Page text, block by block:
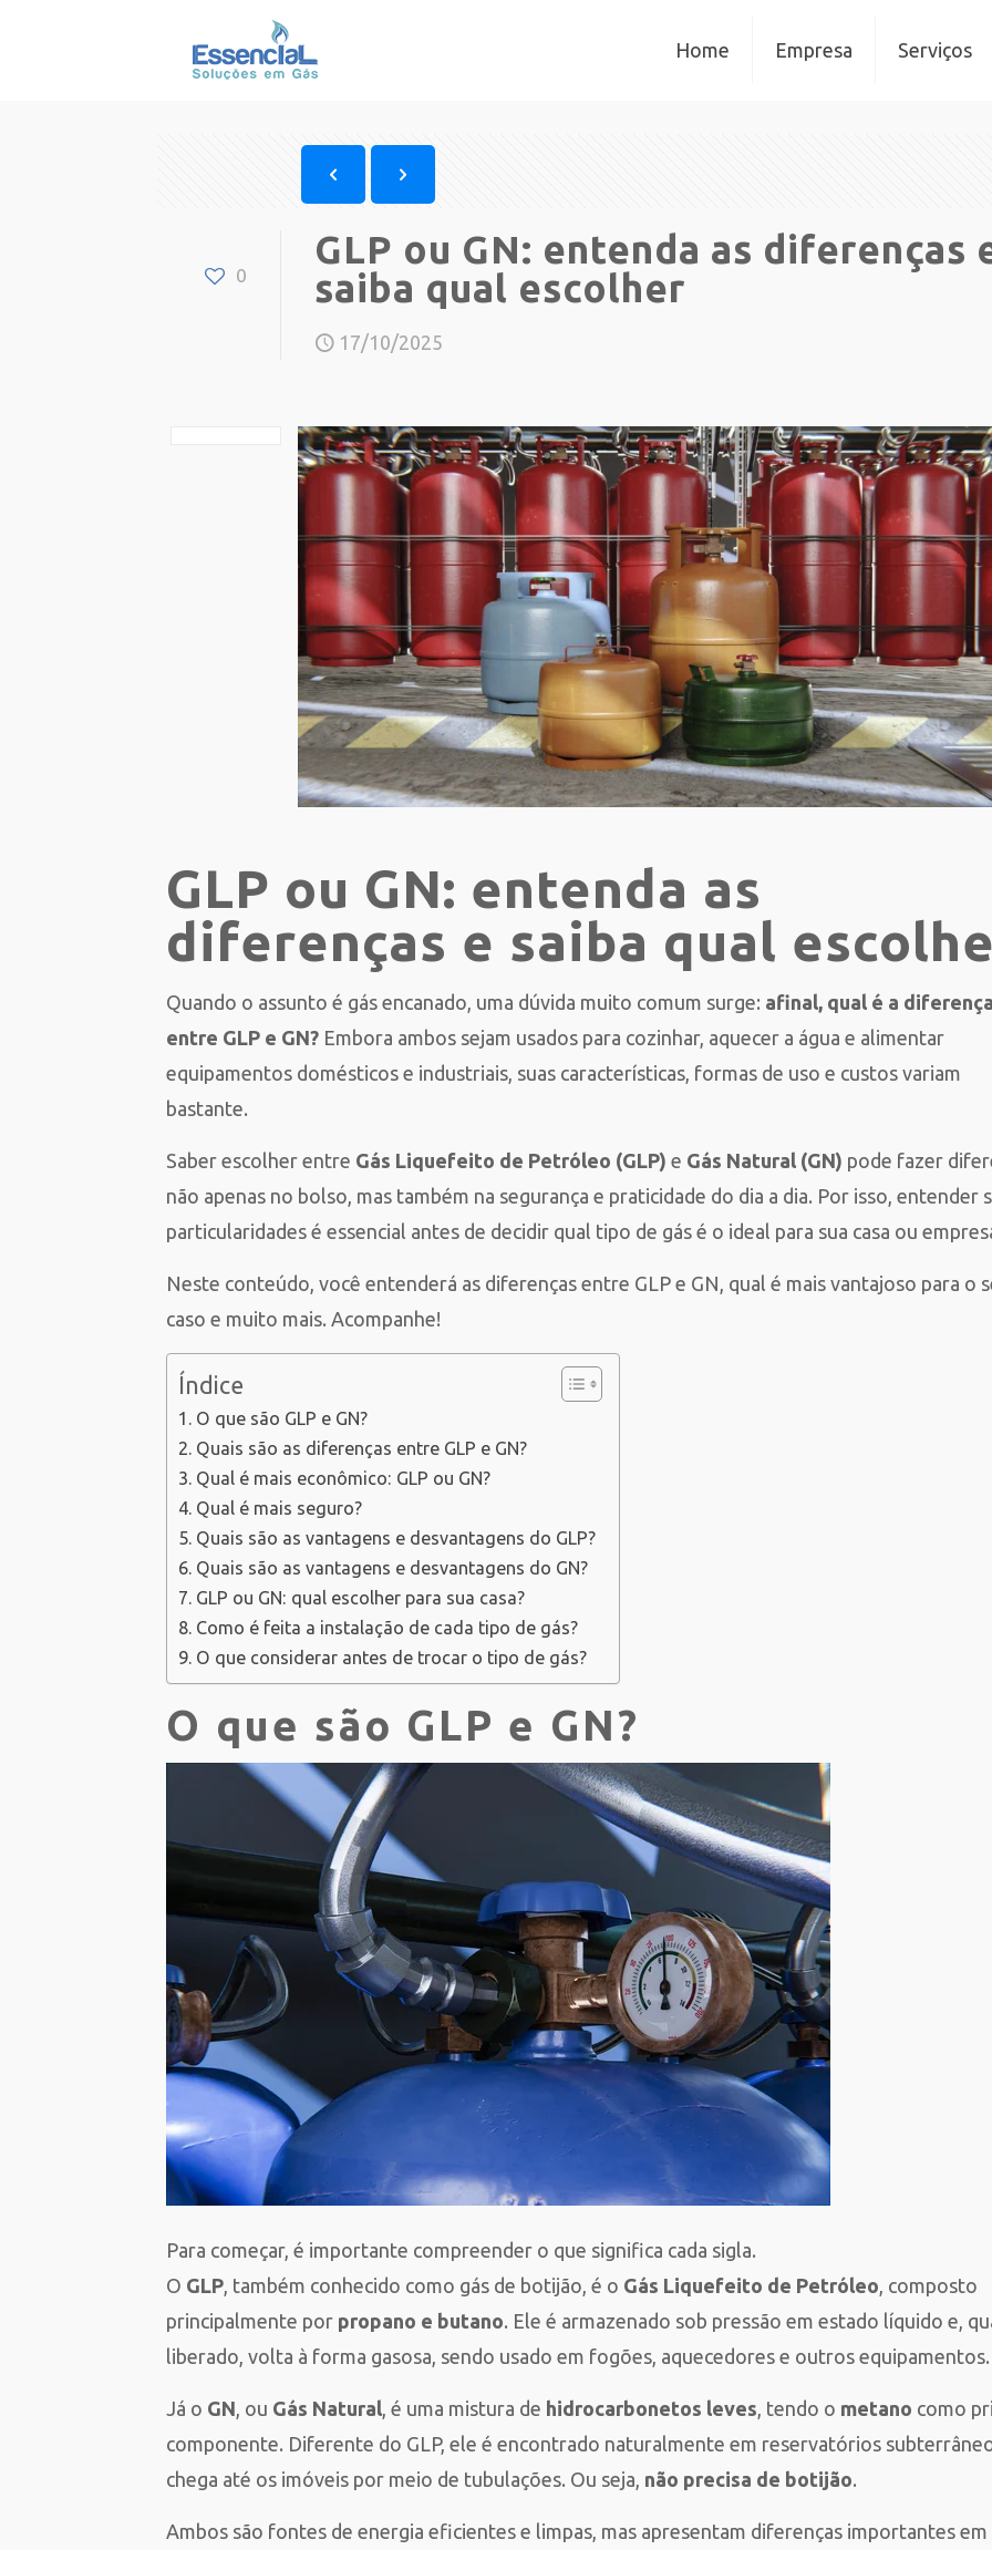
Home Empresa Serviços
0
GLP ou GN: entenda as diferenças
saiba qual escolher
17/10/2025
GLP ou GN: entenda as
diferenças e saiba qual
Quando o assunto é gás encanado, uma dúvida muito comum surge: afinal, qual é a diferença
entre GLP e GN? Embora ambos sejam usados para cozinhar, aquecer a água e alimentar
equipamentos domésticos e industriais, suas características, formas de uso e custos variam
bastante.
Saber escolher entre Gás Liquefeito de Petróleo (GLP) e Gás Natural (GN) pode fazer
não apenas no bolso, mas também na segurança e praticidade do dia a dia. Por isso, entender
particularidades é essencial antes de decidir qual tipo de gás é o ideal para sua casa ou
Neste conteúdo, você entenderá as diferenças entre GLP e GN, qual é mais vantajoso para o
caso e muito mais. Acompanhe!
Índice
O que são GLP e GN?
Quais são as diferenças entre GLP e GN?
Qual é mais econômico: GLP ou GN?
Qual é mais seguro?
Quais são as vantagens e desvantagens do GLP?
Quais são as vantagens e desvantagens do GN?
GLP ou GN: qual escolher para sua casa?
Como é feita a instalação de cada tipo de gás?
O que considerar antes de trocar o tipo de gás?
O que são GLP e GN?
Para começar, é importante compreender o que significa cada sigla.
O GLP, também conhecido como gás de botijão, é o Gás Liquefeito de Petróleo, composto
principalmente por propano e butano. Ele é armazenado sob pressão em estado líquido e,
liberado, volta à forma gasosa, sendo usado em fogões, aquecedores e outros equipamentos.
Já o GN, ou Gás Natural, é uma mistura de hidrocarbonetos leves, tendo o metano como
componente. Diferente do GLP, ele é encontrado naturalmente em reservatórios
chega até os imóveis por meio de tubulações. Ou seja, não precisa de botijão.
Ambos são fontes de energia eficientes e limpas, mas apresentam diferenças importantes em